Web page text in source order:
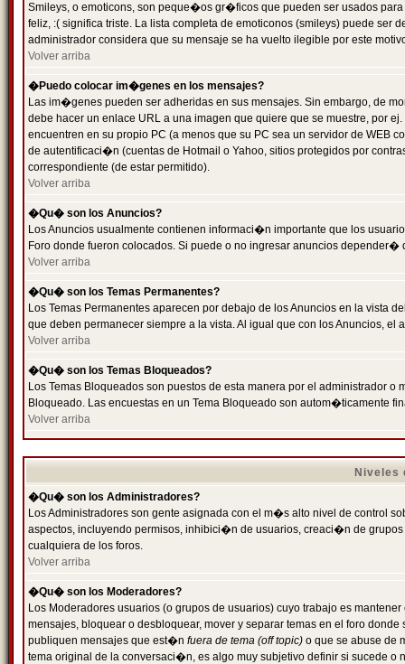
Smileys, o emoticons, son peque�os gr�ficos que pueden ser usados
feliz, :( significa triste. La lista completa de emoticonos (smileys) puede
administrador considera que su mensaje se ha vuelto ilegible por este
Volver arriba
�Puedo colocar im�genes en los mensajes?
Las im�genes pueden ser adheridas en sus mensajes. Sin embargo, de
debe hacer un enlace URL a una imagen que quiere que se muestre, por
encuentren en su propio PC (a menos que su PC sea un servidor de
de autentificaci�n (cuentas de Hotmail o Yahoo, sitios protegidos por
correspondiente (de estar permitido).
Volver arriba
�Qu� son los Anuncios?
Los Anuncios usualmente contienen informaci�n importante que los
Foro donde fueron colocados. Si puede o no ingresar anuncios
Volver arriba
�Qu� son los Temas Permanentes?
Los Temas Permanentes aparecen por debajo de los Anuncios en la
que deben permanecer siempre a la vista. Al igual que con los Anuncios,
Volver arriba
�Qu� son los Temas Bloqueados?
Los Temas Bloqueados son puestos de esta manera por el administrador
Bloqueado. Las encuestas en un Tema Bloqueado son autom�ticamente
Volver arriba
Niveles
�Qu� son los Administradores?
Los Administradores son gente asignada con el m�s alto nivel de control
aspectos, incluyendo permisos, inhibici�n de usuarios, creaci�n de
cualquiera de los foros.
Volver arriba
�Qu� son los Moderadores?
Los Moderadores usuarios (o grupos de usuarios) cuyo trabajo es
mensajes, bloquear o desbloquear, mover y separar temas en el foro
publiquen mensajes que est�n fuera de tema (off topic) o que se abuse de
tema original de la conversaci�n, es algo muy subjetivo definir si sucede